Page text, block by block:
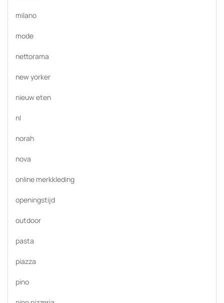
milano
mode
nettorama
new yorker
nieuw eten
nl
norah
nova
online merkkleding
openingstijd
outdoor
pasta
piazza
pino